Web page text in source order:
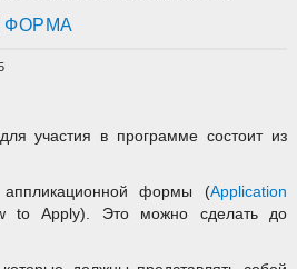
ФОРМА
участия в программе состоит из
формы (Application
to Apply). Это можно сделать до